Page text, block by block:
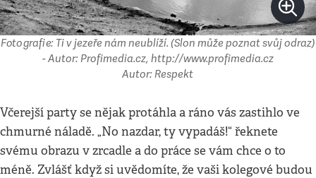
Fotografie: Ti v jezeře nám neublíží. (Slon může poznat svůj odraz)
- Autor: Profimedia.cz, http://www.profimedia.cz
Autor: Respekt
Včerejší party se nějak protáhla a ráno vás zastihlo ve
chmurné náladě. „No nazdar, ty vypadáš!“ řeknete
svému obrazu v zrcadle a do práce se vám chce o to
méně. Zvlášť když si uvědomíte, že vaši kolegové budou